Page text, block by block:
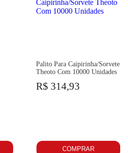
Palito Para Caipirinha/Sorvete
Theoto Com 10000 Unidades
R$ 314,93
COMPRAR